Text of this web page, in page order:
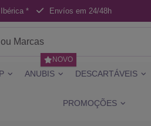
* Envíos em 24/48h
ANUBIS
NOVO
DESCARTÁVEIS
PROMOÇÕES